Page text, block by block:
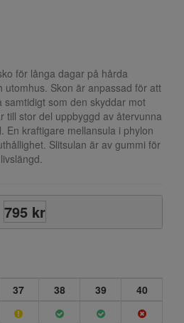
för långa dagar på hårda
utomhus. Skon är anpassad för att
samtidigt som den skyddar mot
till stor del uppbyggd av återvunna
En kraftigare mellansula i phylon
Slitsulan är av gummi för
795 kr
37 38 39
40